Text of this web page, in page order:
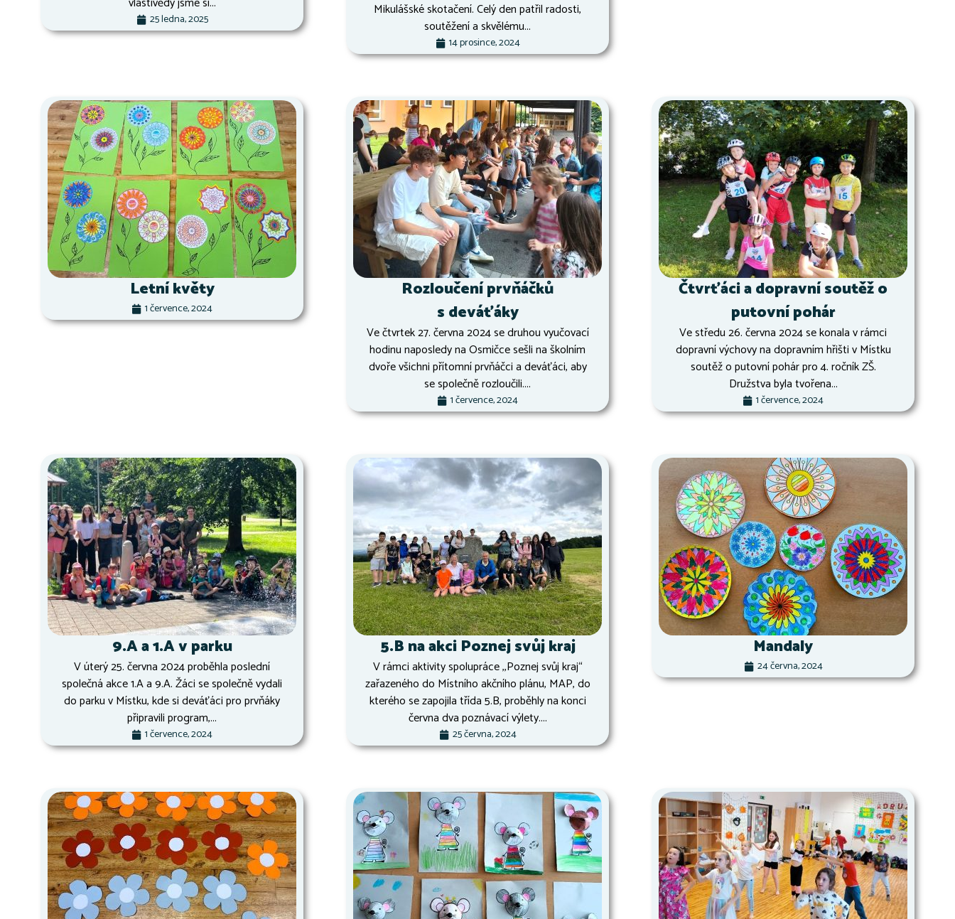
25 ledna, 2025
Mikulášské skotačení. Celý den patřil radosti,
soutěžení a skvělému...
14 prosince, 2024
Letní květy
1 července, 2024
Rozloučení prvňáčků
s deváťáky
Ve čtvrtek 27. června 2024 se druhou vyučovací
hodinu naposledy na Osmičce sešli na školním
dvoře všichni přítomní prvňáčci a deváťáci, aby
se společně rozloučili....
1 července, 2024
Čtvrťáci a dopravní soutěž o
putovní pohár
Ve středu 26. června 2024 se konala v rámci
dopravní výchovy na dopravním hřišti v Místku
soutěž o putovní pohár pro 4. ročník ZŠ.
Družstva byla tvořena...
1 července, 2024
9.A a 1.A v parku
V úterý 25. června 2024 proběhla poslední
společná akce 1.A a 9.A. Žáci se společně vydali
do parku v Místku, kde si deváťáci pro prvňáky
připravili program,...
1 července, 2024
5.B na akci Poznej svůj kraj
V rámci aktivity spolupráce ,,Poznej svůj kraj“
zařazeného do Místního akčního plánu, MAP, do
kterého se zapojila třída 5.B, proběhly na konci
června dva poznávací výlety....
25 června, 2024
Mandaly
24 června, 2024